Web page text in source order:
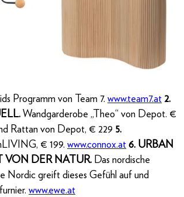
Programm von Team 7. www.team7.at 2.
Wandgarderobe „Theo“ von Depot. €
Rattan von Depot, € 229 5.
€ 199. www.connox.at 6. URBAN
VON DER NATUR. Das nordische
Nordic greift dieses Gefühl auf und
www.ewe.at